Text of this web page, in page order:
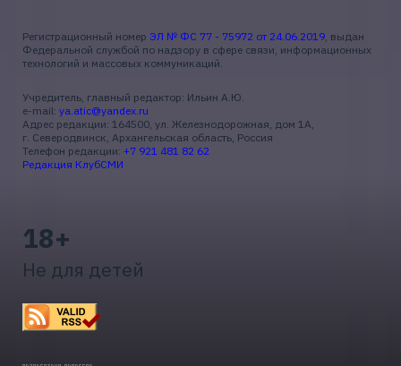
Регистрационный номер ЭЛ № ФС 77 - 75972 от 24.06.2019, выдан
Федеральной службой по надзору в сфере связи, информационных
технологий и массовых коммуникаций.
Учредитель, главный редактор: Ильин А.Ю.
e-mail: ya.atic@yandex.ru
Адрес редакции: 164500, ул. Железнодорожная, дом 1А,
г. Северодвинск, Архангельская область, Россия
Телефон редакции: +7 921 481 82 62
Редакция КлубСМИ
18+
Не для детей